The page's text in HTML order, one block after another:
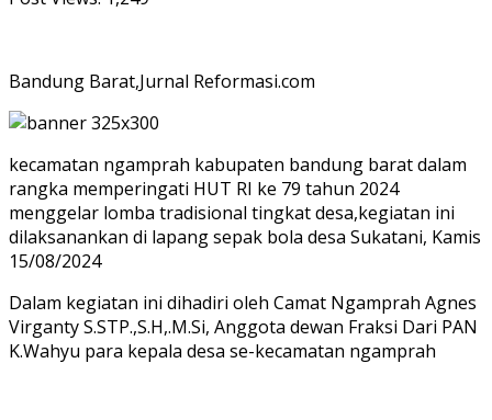
Bandung Barat,Jurnal Reformasi.com
kecamatan ngamprah kabupaten bandung barat dalam
rangka memperingati HUT RI ke 79 tahun 2024
menggelar lomba tradisional tingkat desa,kegiatan ini
dilaksanankan di lapang sepak bola desa Sukatani, Kamis
15/08/2024
Dalam kegiatan ini dihadiri oleh Camat Ngamprah Agnes
Virganty S.STP.,S.H,.M.Si, Anggota dewan Fraksi Dari PAN
K.Wahyu para kepala desa se-kecamatan ngamprah